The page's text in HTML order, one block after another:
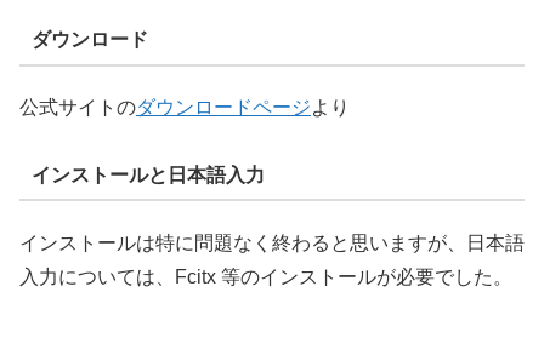
ダウンロード
公式サイトのダウンロードページより
インストールと日本語入力
インストールは特に問題なく終わると思いますが、日本語
入力については、Fcitx 等のインストールが必要でした。